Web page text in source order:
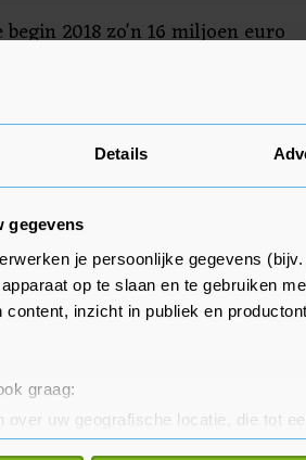
Details
gegevens
je persoonlijke gegevens
op te slaan en te gebruiken
content, inzicht in publiek en
graag:
over uw geografische locatie, die tot
door het actief te scannen op
2018 zo'n 16 miljoen euro
te nemen. De spits wist bij
te worden. Hij speelde
huurbasis in de Bundesliga
maakte hij
daarna anderhalf jaar
club FC Cincinnati.